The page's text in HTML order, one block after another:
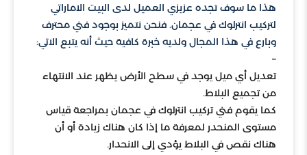
هذا ما سوف تجده عزيزي العميل لدى البيت الاماراتي
لتركيب انترلوك في عجمان. فنحن نتميز بوجود فني محترف
وبارع في هذا المجال ولديه خبرة كافية حيث أنه يتبع الاتي:
–
تعديل أي ميل يوجد في سطح الأرض يظهر عند الانتهاء
من تجميع البلاط.
كما يقوم فني تركيب انترلوك في عجمان بمراجعة قياس
مستوى المنحدر لمعرفة ما إذا كان هناك زيادة أو أن
هناك نقص في البلاط يؤدي إلى الانحدار.